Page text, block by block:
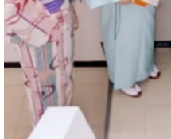
#企業公式がお疲れ
#チャンネル登録お
#愛媛県
#新居浜市
#マイントピア別子
#泉寿亭
#有形文化財